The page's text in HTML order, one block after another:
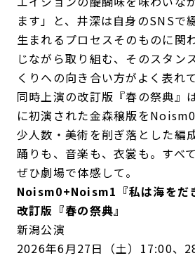
ます」と、井深は自身のSNSで
生まれるプロセスそのものに関
じながら取り組む、そのスタン
くりへの向き合い方がよく表れ
同時上演の改訂版『春の祭典』
に初演された金森穣版を
少人数・美術を削ぎ落とした編
踊りも、音楽も、衣裳も。すべ
ぜひ劇場で体感して。
Noism0+Noism1 『私は海をだ
改訂版『春の祭典』
新潟公演
2026年6月27日（土）17:00、